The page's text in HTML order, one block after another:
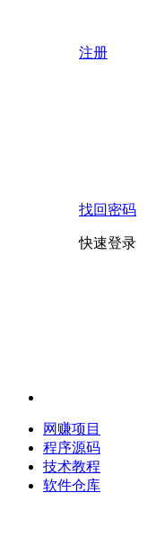
注册
找回密码
快速登录
网赚项目
程序源码
技术教程
软件仓库